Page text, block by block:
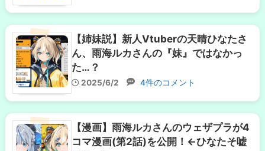
【姉妹説】新人Vtuberの天晴ひなたさ
ん、雨海ルカさんの『妹』ではなかっ
た…？
2025/6/2 4件のコメント
【漫画】雨海ルカさんのウェザプラが4
コマ漫画(第2話)を公開！←ひなたそ嘘